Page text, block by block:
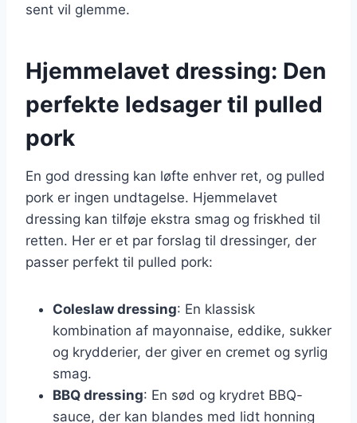
sent vil glemme.
Hjemmelavet dressing: Den
perfekte ledsager til pulled
pork
En god dressing kan løfte enhver ret, og pulled
pork er ingen undtagelse. Hjemmelavet
dressing kan tilføje ekstra smag og friskhed til
retten. Her er et par forslag til dressinger, der
passer perfekt til pulled pork:
Coleslaw dressing: En klassisk
kombination af mayonnaise, eddike, sukker
og krydderier, der giver en cremet og syrlig
smag.
BBQ dressing: En sød og krydret BBQ-
sauce, der kan blandes med lidt honning